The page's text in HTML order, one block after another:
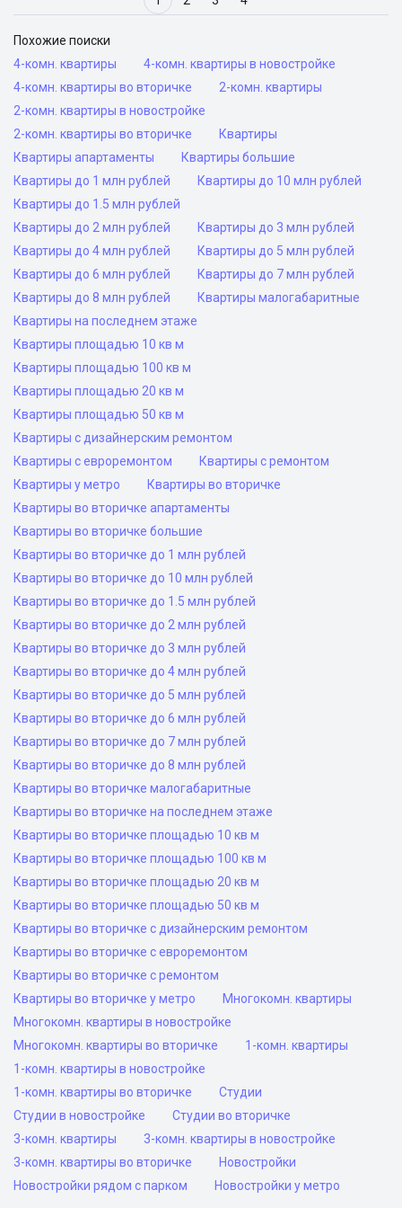
Похожие поиски
4-комн. квартиры
4-комн. квартиры в новостройке
4-комн. квартиры во вторичке
2-комн. квартиры
2-комн. квартиры в новостройке
2-комн. квартиры во вторичке
Квартиры
Квартиры апартаменты
Квартиры большие
Квартиры до 1 млн рублей
Квартиры до 10 млн рублей
Квартиры до 1.5 млн рублей
Квартиры до 2 млн рублей
Квартиры до 3 млн рублей
Квартиры до 4 млн рублей
Квартиры до 5 млн рублей
Квартиры до 6 млн рублей
Квартиры до 7 млн рублей
Квартиры до 8 млн рублей
Квартиры малогабаритные
Квартиры на последнем этаже
Квартиры площадью 10 кв м
Квартиры площадью 100 кв м
Квартиры площадью 20 кв м
Квартиры площадью 50 кв м
Квартиры с дизайнерским ремонтом
Квартиры с евроремонтом
Квартиры с ремонтом
Квартиры у метро
Квартиры во вторичке
Квартиры во вторичке апартаменты
Квартиры во вторичке большие
Квартиры во вторичке до 1 млн рублей
Квартиры во вторичке до 10 млн рублей
Квартиры во вторичке до 1.5 млн рублей
Квартиры во вторичке до 2 млн рублей
Квартиры во вторичке до 3 млн рублей
Квартиры во вторичке до 4 млн рублей
Квартиры во вторичке до 5 млн рублей
Квартиры во вторичке до 6 млн рублей
Квартиры во вторичке до 7 млн рублей
Квартиры во вторичке до 8 млн рублей
Квартиры во вторичке малогабаритные
Квартиры во вторичке на последнем этаже
Квартиры во вторичке площадью 10 кв м
Квартиры во вторичке площадью 100 кв м
Квартиры во вторичке площадью 20 кв м
Квартиры во вторичке площадью 50 кв м
Квартиры во вторичке с дизайнерским ремонтом
Квартиры во вторичке с евроремонтом
Квартиры во вторичке с ремонтом
Квартиры во вторичке у метро
Многокомн. квартиры
Многокомн. квартиры в новостройке
Многокомн. квартиры во вторичке
1-комн. квартиры
1-комн. квартиры в новостройке
1-комн. квартиры во вторичке
Студии
Студии в новостройке
Студии во вторичке
3-комн. квартиры
3-комн. квартиры в новостройке
3-комн. квартиры во вторичке
Новостройки
Новостройки рядом с парком
Новостройки у метро